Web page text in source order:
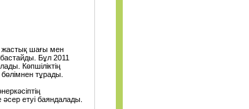
жастық шағы мен
Бұл 2011
Көпшіліктің
тұрады.
етуі баяндалады.